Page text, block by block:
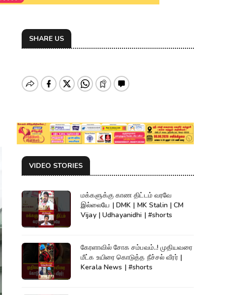
SHARE US
VIDEO STORIES
மக்களுக்கு காண திட்டம் வரவே
இல்லையே | DMK | MK Stalin | CM
Vijay | Udhayanidhi | #shorts
கேரளாவில் சோக சம்பவம்..! முதியவரை
மீட்க உயிரை கொடுத்த நீச்சல் வீரர் |
Kerala News | #shorts